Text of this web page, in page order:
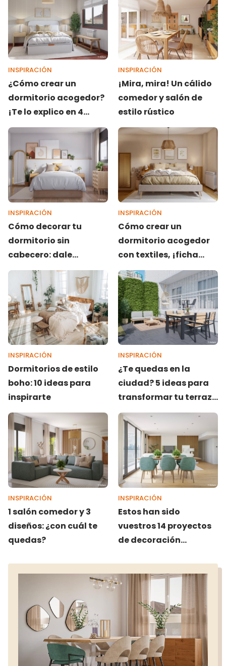
INSPIRACIÓN
¿Cómo crear un
dormitorio acogedor?
¡Te lo explico en 4
minutos!
INSPIRACIÓN
¡Mira, mira! Un cálido
comedor y salón de
estilo rústico
INSPIRACIÓN
Cómo decorar tu
dormitorio sin
cabecero: dale
personalidad a tu
espacio con estas 7
ideas
INSPIRACIÓN
Cómo crear un
dormitorio acogedor
con textiles, ¡ficha
estos trucos!
INSPIRACIÓN
Dormitorios de estilo
boho: 10 ideas para
inspirarte
INSPIRACIÓN
¿Te quedas en la
ciudad? 5 ideas para
transformar tu terraza
en un oasis
INSPIRACIÓN
1 salón comedor y 3
diseños: ¿con cuál te
quedas?
INSPIRACIÓN
Estos han sido
vuestros 14 proyectos
de decoración